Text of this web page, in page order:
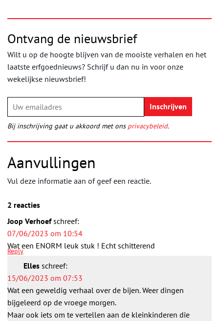
Ontvang de nieuwsbrief
Wilt u op de hoogte blijven van de mooiste verhalen en het
laatste erfgoednieuws? Schrijf u dan nu in voor onze
wekelijkse nieuwsbrief!
Bij inschrijving gaat u akkoord met ons privacybeleid.
Aanvullingen
Vul deze informatie aan of geef een reactie.
2 reacties
Joop Verhoef schreef:
07/06/2023 om 10:54
Wat een ENORM leuk stuk ! Echt schitterend
Reply
Elles schreef:
15/06/2023 om 07:53
Wat een geweldig verhaal over de bijen. Weer dingen
bijgeleerd op de vroege morgen.
Maar ook iets om te vertellen aan de kleinkinderen die